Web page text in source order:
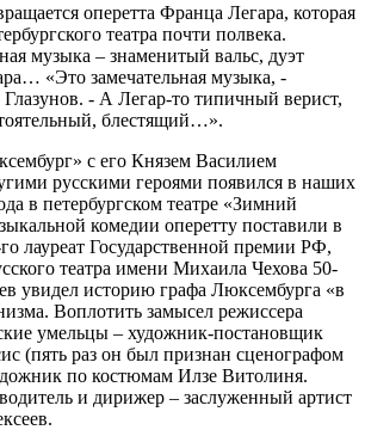
оперетта Франца Легара, которая
театра почти полвека.
музыка – знаменитый вальс, дуэт
«Это замечательная музыка, -
- А Легар-то типичный верист,
блестящий…».
с его Князем Василием
русскими героями появился в наших
в петербургском театре «Зимний
комедии оперетту поставили в
лауреат Государственной премии РФ,
театра имени Михаила Чехова 50-
увидел историю графа Люксембурга «в
Воплотить замысел режиссера
умельцы – художник-постановщик
(пять раз он был признан сценографом
по костюмам Илзе Витолиня.
и дирижер – заслуженный артист